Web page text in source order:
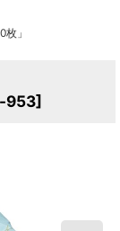
」
953]